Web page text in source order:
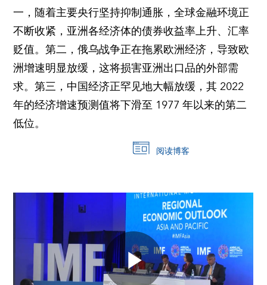
一，随着主要央行坚持抑制通胀，全球金融环境正
不断收紧，亚洲各经济体的债券收益率上升、汇率
贬值。第二，俄乌战争正在拖累欧洲经济，导致欧
洲增速明显放缓，这将损害亚洲出口品的外部需
求。第三，中国经济正罕见地大幅放缓，其 2022
年的经济增速预测值将下滑至 1977 年以来的第二
低位。
阅读博客